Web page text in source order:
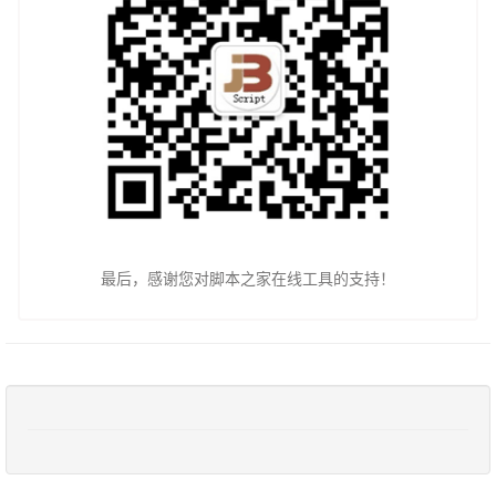
最后，感谢您对脚本之家在线工具的支持！